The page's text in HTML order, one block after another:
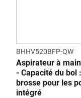
BHHV520BFP-QW
Aspirateur à
- Capacité du bol
brosse pour les
intégré